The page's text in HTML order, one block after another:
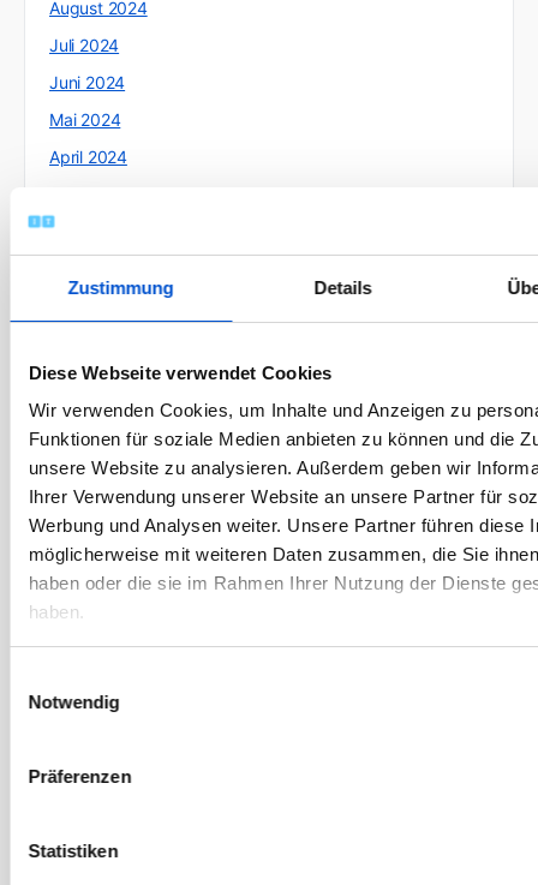
Zustimmung Details
Diese Webseite verwendet Cookies
Wir verwenden Cookies, um Inhalte und Anzeigen zu
Funktionen für soziale Medien anbieten zu können und die
unsere Website zu analysieren. Außerdem geben wir
Ihrer Verwendung unserer Website an unsere Partner für
Werbung und Analysen weiter. Unsere Partner führen diese
möglicherweise mit weiteren Daten zusammen, die Sie
haben oder die sie im Rahmen Ihrer Nutzung der Dienste
haben.
Notwendig
Präferenzen
Statistiken
August 2024
Juli 2024
Juni 2024
Mai 2024
April 2024
Februar 2024
Oktober 2023
September 2023
Juli 2023
Juni 2023
Mai 2023
April 2023
Januar 2023
November 2022
September 2022